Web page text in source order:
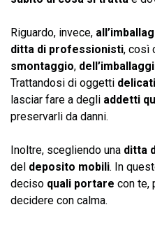
Riguardo, invece,
ditta di professionisti, così
smontaggio,
Trattandosi di oggetti
lasciar fare a degli addetti
preservarli da danni.
Inoltre, scegliendo una ditta
del deposito mobili. In
deciso quali portare con te,
decidere con calma.